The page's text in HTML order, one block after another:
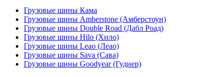
Грузовые шины Кама
Грузовые шины Amberstone (Амберстоун)
Грузовые шины Double Road (Дабл Роад)
Грузовые шины Hilo (Хило)
Грузовые шины Leao (Леао)
Грузовые шины Sava (Сава)
Грузовые шины Goodyear (Гудиер)